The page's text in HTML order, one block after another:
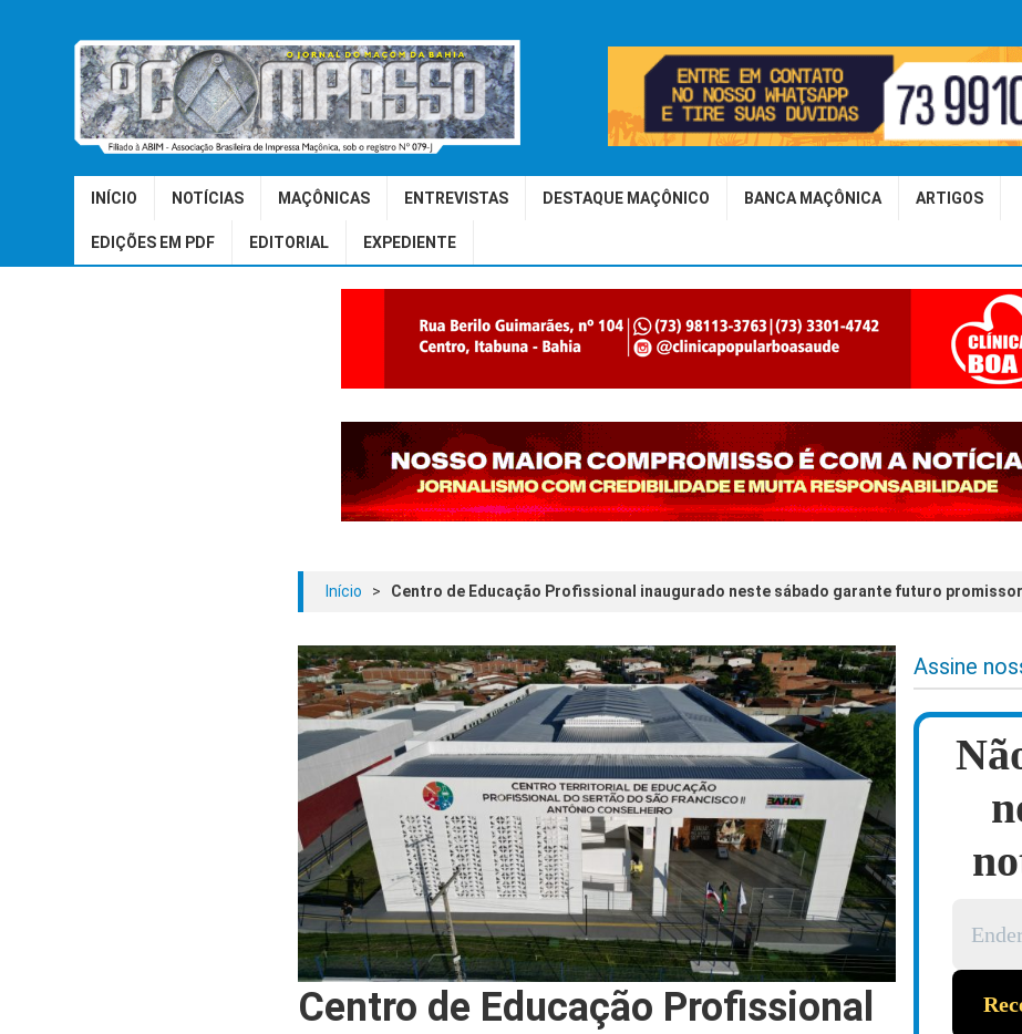
INÍCIO NOTÍCIAS MAÇÔNICAS ENTREVISTAS DESTAQUE MAÇÔNICO BANCA MAÇÔNICA ARTIGOS
EDIÇÕES EM PDF EDITORIAL EXPEDIENTE
Início > Centro de Educação Profissional inaugurado neste sábado garante futuro promissor
Centro de Educação Profissional
Assine